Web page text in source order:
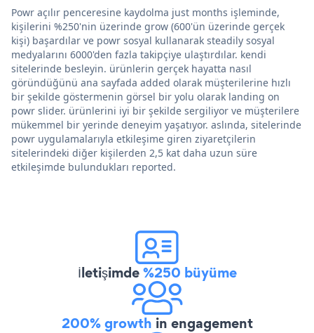
Powr açılır penceresine kaydolma just months işleminde,
kişilerini %250'nin üzerinde grow (600'ün üzerinde gerçek
kişi) başardılar ve powr sosyal kullanarak steadily sosyal
medyalarını 6000'den fazla takipçiye ulaştırdılar. kendi
sitelerinde besleyin. ürünlerin gerçek hayatta nasıl
göründüğünü ana sayfada added olarak müşterilerine hızlı
bir şekilde göstermenin görsel bir yolu olarak landing on
powr slider. ürünlerini iyi bir şekilde sergiliyor ve müşterilere
mükemmel bir yerinde deneyim yaşatıyor. aslında, sitelerinde
powr uygulamalarıyla etkileşime giren ziyaretçilerin
sitelerindeki diğer kişilerden 2,5 kat daha uzun süre
etkileşimde bulundukları reported.
İletişimde%250 büyüme
200% growth in engagement